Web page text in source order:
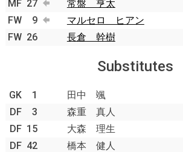
MF 27 常盤 亨太
FW 9 マルセロ ヒアン
FW 26 長倉 幹樹
Substitutes
GK 1
田中 颯
DF
3
森重 真人
DF 15
大森 理生
DF 42
橋本 健人